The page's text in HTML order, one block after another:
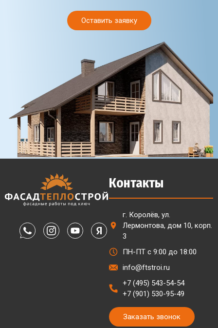
Оставить заявку
Контакты
г. Королёв, ул.
Лермонтова, дом 10, корп.
3
ПН-ПТ с 9:00 до 18:00
info@ftstroi.ru
+7 (495) 543-54-54
+7 (901) 530-95-49
Заказать звонок